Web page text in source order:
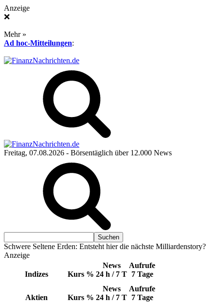
Anzeige
❌
Mehr »
Ad hoc-Mitteilungen:
Freitag, 07.08.2026 - Börsentäglich über 12.000 News
Schwere Seltene Erden: Entsteht hier die nächste Milliardenstory?
Anzeige
Indizes Kurs %
News
24 h / 7 T
Aufrufe
7 Tage
Aktien Kurs %
News
24 h / 7 T
Aufrufe
7 Tage